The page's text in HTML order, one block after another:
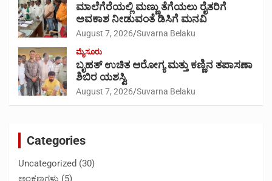
ಮಾಲೆಗೆರೆಯಲ್ಲಿ ಮಣ್ಣು ತೆಗೆಯಲು ರೈತರಿಗೆ
ಅವಕಾಶ ನೀಡುವಂತೆ ಡಿಸಿಗೆ ಮನವಿ
August 7, 2026 Suvarna Belaku
ಮೈಸೂರು
ಬೃಹತ್ ಉಚಿತ ಆರೋಗ್ಯ ಮತ್ತು ಕಣ್ಣಿನ ತಪಾಸಣಾ
ಶಿಬಿರ ಯಶಸ್ವಿ
August 7, 2026 Suvarna Belaku
Categories
Uncategorized (30)
ಅಂಕಣಗಳು (5)